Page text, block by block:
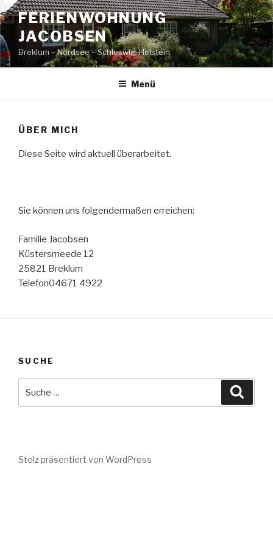
Zum
Inhalt
springen
FERIENWOHNUNG
JACOBSEN
Breklum – Nordsee – Schleswig-Holstein
Menü
ÜBER MICH
Diese Seite wird aktuell überarbeitet.
Sie können uns folgendermaßen erreichen:
Familie Jacobsen
Küstersmeede 12
25821 Breklum
Telefon04671 4922
SUCHE
nach:
Stolz präsentiert von WordPress